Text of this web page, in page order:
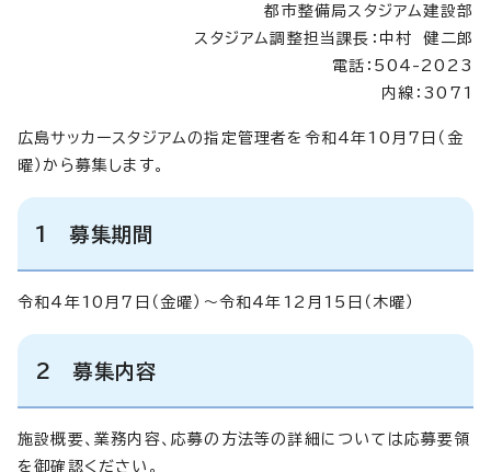
都市整備局スタジアム建設部
スタジアム調整担当課長：中村 健二郎
電話：504-2023
内線：3071
広島サッカースタジアムの指定管理者を令和4年10月7日（金
曜）から募集します。
1 募集期間
令和4年10月7日（金曜）～令和4年12月15日（木曜）
2 募集内容
施設概要、業務内容、応募の方法等の詳細については応募要領
を御確認ください。